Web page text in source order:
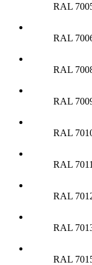
RAL
RAL
RAL
RAL
RAL
RAL 7011
RAL
RAL
RAL